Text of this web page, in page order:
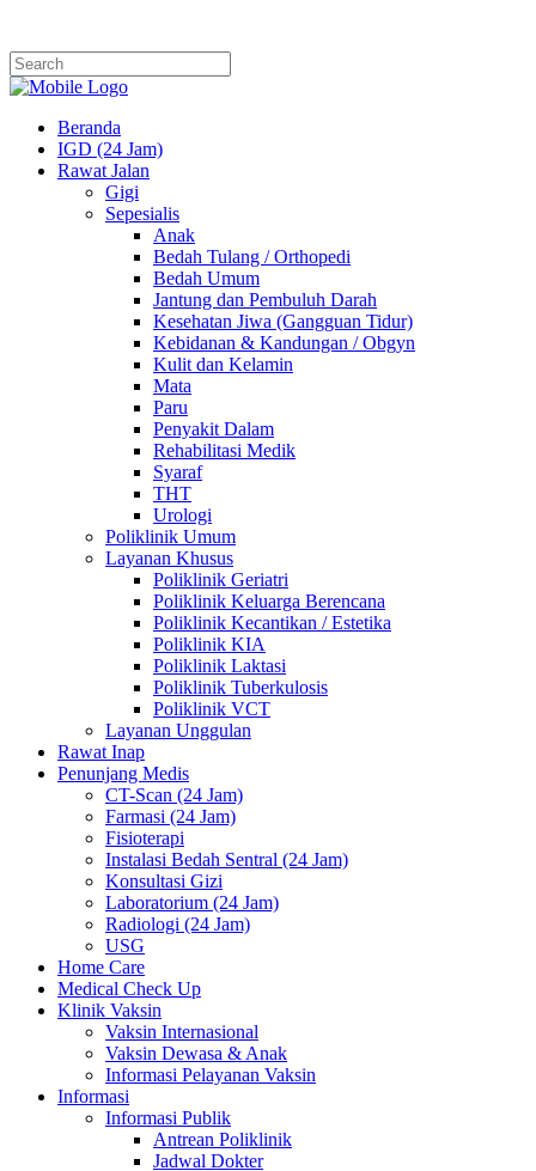
Beranda
IGD (24 Jam)
Rawat Jalan
Gigi
Sepesialis
Anak
Bedah Tulang / Orthopedi
Bedah Umum
Jantung dan Pembuluh Darah
Kesehatan Jiwa (Gangguan Tidur)
Kebidanan & Kandungan / Obgyn
Kulit dan Kelamin
Mata
Paru
Penyakit Dalam
Rehabilitasi Medik
Syaraf
THT
Urologi
Poliklinik Umum
Layanan Khusus
Poliklinik Geriatri
Poliklinik Keluarga Berencana
Poliklinik Kecantikan / Estetika
Poliklinik KIA
Poliklinik Laktasi
Poliklinik Tuberkulosis
Poliklinik VCT
Layanan Unggulan
Rawat Inap
Penunjang Medis
CT-Scan (24 Jam)
Farmasi (24 Jam)
Fisioterapi
Instalasi Bedah Sentral (24 Jam)
Konsultasi Gizi
Laboratorium (24 Jam)
Radiologi (24 Jam)
USG
Home Care
Medical Check Up
Klinik Vaksin
Vaksin Internasional
Vaksin Dewasa & Anak
Informasi Pelayanan Vaksin
Informasi
Informasi Publik
Antrean Poliklinik
Jadwal Dokter